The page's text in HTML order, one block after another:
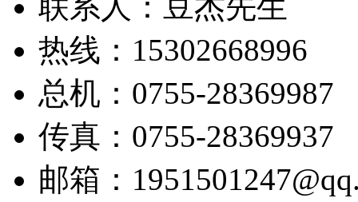
热线：15302668996
总机：0755-28369987
传真：0755-28369937
邮箱：